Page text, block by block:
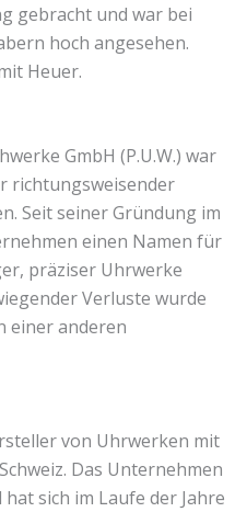
gebracht und war bei
hoch angesehen.
Heuer.
GmbH (P.U.W.) war
richtungsweisender
Seit seiner Gründung im
einen Namen für
präziser Uhrwerke
Verluste wurde
einer anderen
von Uhrwerken mit
Das Unternehmen
sich im Laufe der Jahre